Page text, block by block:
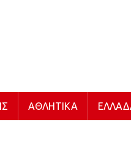
ΑΘΛΗΤΙΚΆ